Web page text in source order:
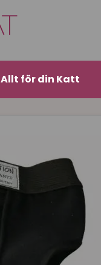
Allt för din Katt